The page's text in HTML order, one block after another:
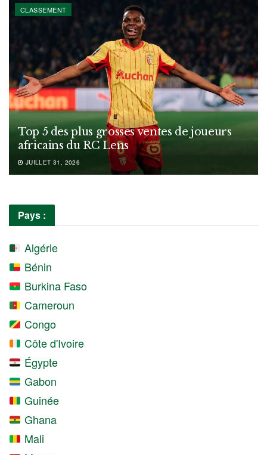
CLASSEMENT
Top 5 des plus grosses ventes de joueurs
africains du RC Lens
JUILLET 31, 2026
Pays :
Algérie
Bénin
Burkina Faso
Cameroun
Congo
Côte d'Ivoire
Égypte
Gabon
Guinée
Ghana
Mali